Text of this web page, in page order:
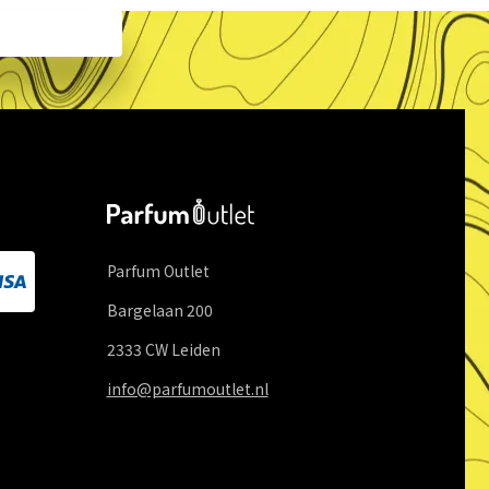
Parfum Outlet
Bargelaan 200
2333 CW Leiden
info@parfumoutlet.nl